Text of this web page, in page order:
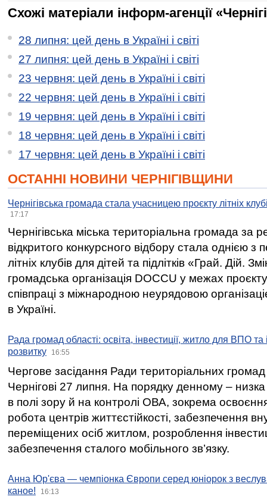
Схожі матеріали інформ-агенції
28 липня: цей день в Україні і світі
27 липня: цей день в Україні і світі
23 червня: цей день в Україні і світі
22 червня: цей день в Україні і світі
19 червня: цей день в Україні і світі
18 червня: цей день в Україні і світі
17 червня: цей день в Україні і світі
ОСТАННІ НОВИНИ ЧЕРНІГІВЩИНИ
Чернігівська громада стала учасницею проєкту літніх
17:17
Чернігівська міська територіальна громада за
відкритого конкурсного відбору стала однією
літніх клубів для дітей та підлітків «Грай. Дій.
громадська організація DOCCU у межах
співпраці з міжнародною неурядовою
в Україні.
Рада громад області: освіта, інвестиції, житло для ВПО
розвитку
16:55
Чергове засідання Ради територіальних громад
Чернігові 27 липня. На порядку денному –
в полі зору й на контролі ОВА, зокрема освоєння
робота центрів життєстійкості, забезпечення
переміщених осіб житлом, розроблення
забезпечення сталого мобільного зв’язку.
Анна Юр'єва — чемпіонка Європи серед юніорок з
каное!
16:13